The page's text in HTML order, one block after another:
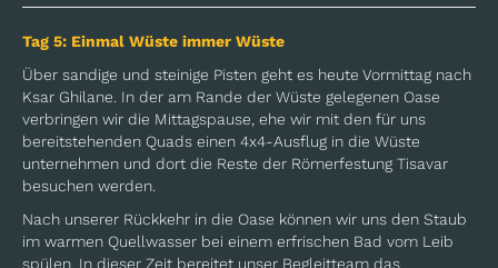
Tag 5: Einmal Wüste immer Wüste
Über sandige und steinige Pisten geht es heute Vormittag nach
Ksar Ghilane. In der am Rande der Wüste gelegenen Oase
verbringen wir die Mittagspause, ehe wir mit den für uns
bereitstehenden Quads einen 4x4-Ausflug in die Wüste
unternehmen und dort die Reste der Römerfestung Tisavar
besuchen werden.
Nach unserer Rückkehr in die Oase können wir uns den Staub
im warmen Quellwasser bei einem erfrischen Bad vom Leib
spülen. In dieser Zeit bereitet unser Begleitteam das